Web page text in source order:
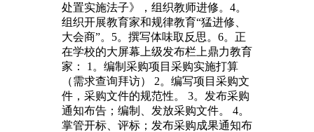
处置实施法子》，组织教师进修。4。
组织开展教育家和规律教育“猛进修、
大会商”。5。撰写体味取反思。6。正
在学校的大屏幕上级发布栏上鼎力教育
家： 1。编制采购项目采购实施打算
（需求查询拜访） 2。编写项目采购文
件，采购文件的规范性。 3。发布采购
通知布告；编制、发放采购文件。 4。
掌管开标、评标；发布采购成果通知布